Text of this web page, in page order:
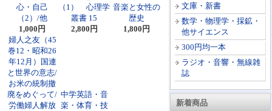
文庫・新書
数学・物理学・採鉱・
他サイエンス
300円均一本
ラジオ・音響・無線雑
誌
新着商品
心・自己
（2）/他
1,000円
（1） 心理学
叢書 15
2,800円
音楽と女性の
歴史
1,800円
婦人之友（45
巻12・昭和26
年12月）国連
と世界の意志/
お米の統制撤
廃をめぐって/
労働婦人解放
中学英語・音
楽・体育・技